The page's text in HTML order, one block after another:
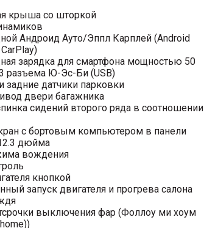
крыша со шторкой
Андроид Ауто/Эппл Карплей (Android
зарядка для смартфона мощностью 50
разъема Ю-Эс-Би (USB)
задние датчики парковки
двери багажника
сидений второго ряда в соотношении
с бортовым компьютером в панели
дюйма
вождения
кнопкой
запуск двигателя и прогрева салона
выключения фар (Фоллоу ми хоум